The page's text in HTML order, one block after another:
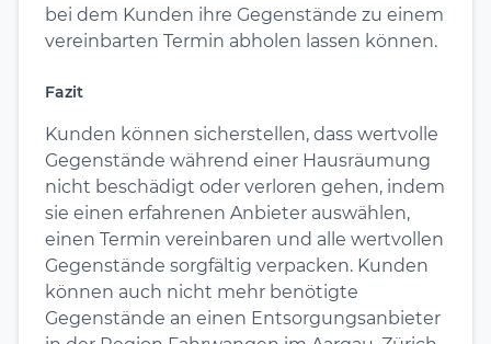
bei dem Kunden ihre Gegenstände zu einem
vereinbarten Termin abholen lassen können.
Fazit
Kunden können sicherstellen, dass wertvolle
Gegenstände während einer Hausräumung
nicht beschädigt oder verloren gehen, indem
sie einen erfahrenen Anbieter auswählen,
einen Termin vereinbaren und alle wertvollen
Gegenstände sorgfältig verpacken. Kunden
können auch nicht mehr benötigte
Gegenstände an einen Entsorgungsanbieter